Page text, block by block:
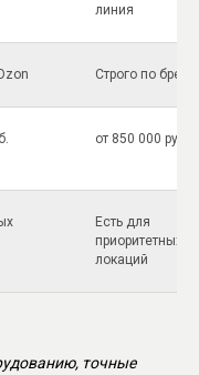
линия
Строго по
от 850 000 руб.
Есть для
приоритетных
локаций
точные